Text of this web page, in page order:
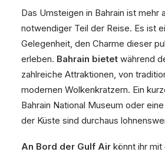
Das Umsteigen in Bahrain ist mehr
notwendiger Teil der Reise. Es ist
Gelegenheit, den Charme dieser
erleben. Bahrain bietet während
zahlreiche Attraktionen, von
modernen Wolkenkratzern. Ein
Bahrain National Museum oder
der Küste sind durchaus
An Bord der Gulf Air könnt ihr mit